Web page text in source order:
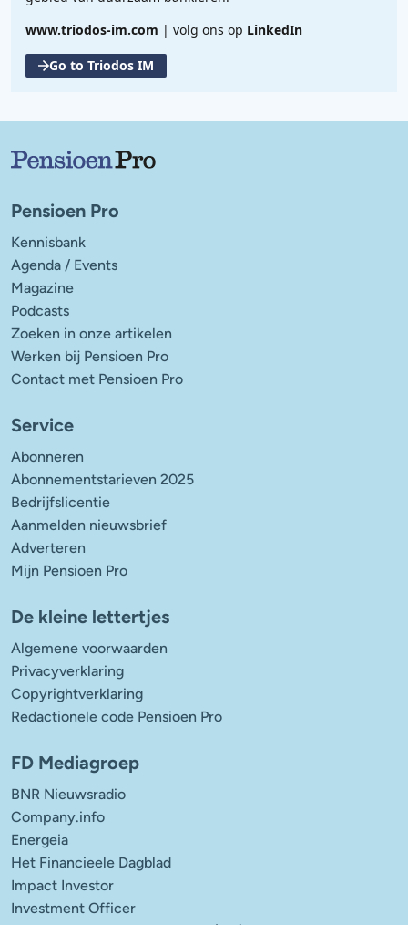
www.triodos-im.com | volg ons op LinkedIn
Go to Triodos IM
Pensioen Pro
Kennisbank
Agenda / Events
Magazine
Podcasts
Zoeken in onze artikelen
Werken bij Pensioen Pro
Contact met Pensioen Pro
Service
Abonneren
Abonnementstarieven 2025
Bedrijfslicentie
Aanmelden nieuwsbrief
Adverteren
Mijn Pensioen Pro
De kleine lettertjes
Algemene voorwaarden
Privacyverklaring
Copyrightverklaring
Redactionele code Pensioen Pro
FD Mediagroep
BNR Nieuwsradio
Company.info
Energeia
Het Financieele Dagblad
Impact Investor
Investment Officer